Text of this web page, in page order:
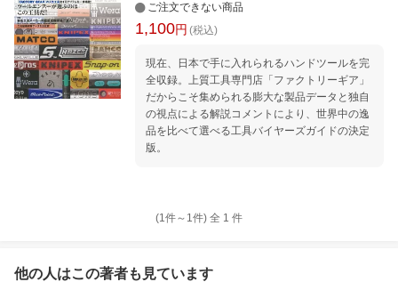
ご注文できない商品
1,100円 (税込)
現在、日本で手に入れられるハンドツールを完
全収録。上質工具専門店「ファクトリーギア」
だからこそ集められる膨大な製品データと独自
の視点による解説コメントにより、世界中の逸
品を比べて選べる工具バイヤーズガイドの決定
版。
(1件～ 1件) 全 1 件
他の人はこの著者も見ています